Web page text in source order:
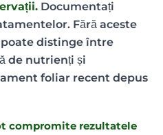
Documentați
Fără aceste
distinge între
de nutrienți și
foliar recent depus
compromite rezultatele